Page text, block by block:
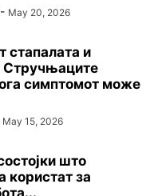
- May 20, 2026
стапалата и
Стручњаците
симптомот може
May 15, 2026
што
користат за